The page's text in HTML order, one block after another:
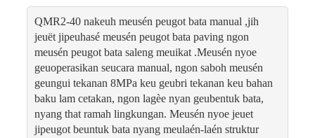
QMR2-40 nakeuh meusén peugot bata manual ,jih
jeuët jipeuhasé meusén peugot bata paving ngon
meusén peugot bata saleng meuikat .Meusén nyoe
geuoperasikan seucara manual, ngon saboh meusén
geungui tekanan 8MPa keu geubri tekanan keu bahan
baku lam cetakan, ngon lagèe nyan geubentuk bata,
nyang that ramah lingkungan. Meusén nyoe jeuet
jipeugot beuntuk bata nyang meulaén-laén struktur